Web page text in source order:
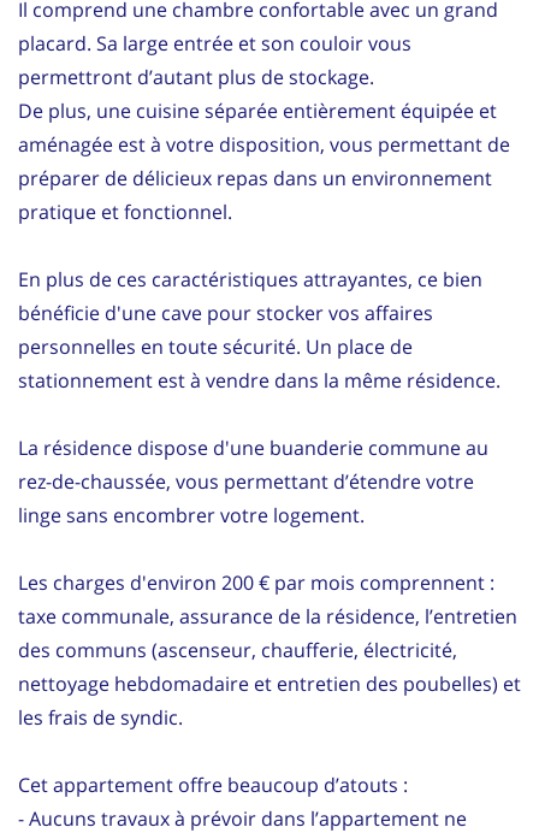
Il comprend une chambre confortable avec un grand
placard. Sa large entrée et son couloir vous
permettront d’autant plus de stockage.
De plus, une cuisine séparée entièrement équipée et
aménagée est à votre disposition, vous permettant de
préparer de délicieux repas dans un environnement
pratique et fonctionnel.
En plus de ces caractéristiques attrayantes, ce bien
bénéficie d'une cave pour stocker vos affaires
personnelles en toute sécurité. Un place de
stationnement est à vendre dans la même résidence.
La résidence dispose d'une buanderie commune au
rez-de-chaussée, vous permettant d’étendre votre
linge sans encombrer votre logement.
Les charges d'environ 200 € par mois comprennent :
taxe communale, assurance de la résidence, l’entretien
des communs (ascenseur, chaufferie, électricité,
nettoyage hebdomadaire et entretien des poubelles) et
les frais de syndic.
Cet appartement offre beaucoup d’atouts :
- Aucuns travaux à prévoir dans l’appartement ne